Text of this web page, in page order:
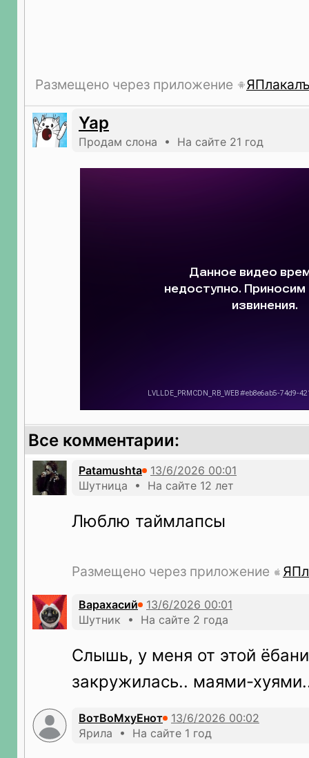
Размещено через приложение
Yap
Продам слона • На сайте 21 год
Все комментарии:
Patamushta
Шутница • На сайте 12 лет
Люблю таймлапсы
Размещено через приложение
Варахасий
Шутник • На сайте 2 года
Слышь, у меня от этой
закружилась.. маями-
ВотВоМхуЕнот
Ярила • На сайте 1 год